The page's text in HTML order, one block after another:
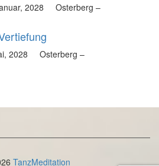
2028
Osterberg –
2028
Osterberg –
TanzMeditation